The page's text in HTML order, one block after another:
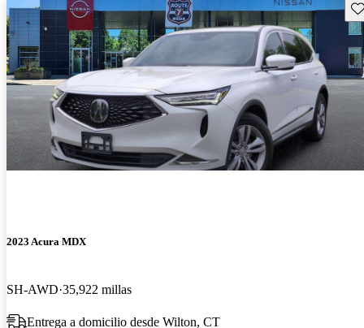
2023 Acura MDX
SH-AWD 35,922 millas
Entrega a domicilio desde Wilton, CT